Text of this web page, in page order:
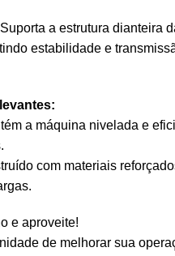
Suporta a estrutura dianteira
estabilidade e
a máquina nivelada e
com materiais
e aproveite!
de melhorar sua